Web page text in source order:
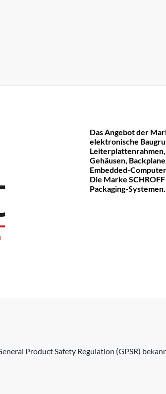
Das Angebot der
elektronische
Gehäusen,
Embedded-
Die Marke
Packaging-Systemen.
Product Safety Regulation (GPSR)